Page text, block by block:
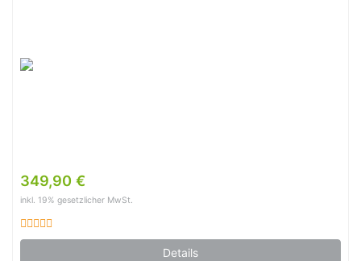
349,90 €
inkl. 19% gesetzlicher MwSt.
Details